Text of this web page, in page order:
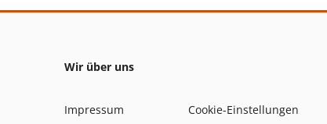
Wir über uns
Impressum
Cookie-Einstellungen